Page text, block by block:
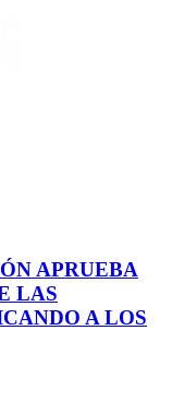
APRUEBA
LAS
A LOS